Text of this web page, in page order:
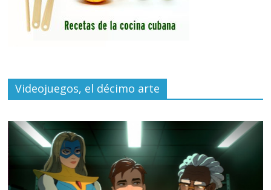
Videojuegos, el décimo arte